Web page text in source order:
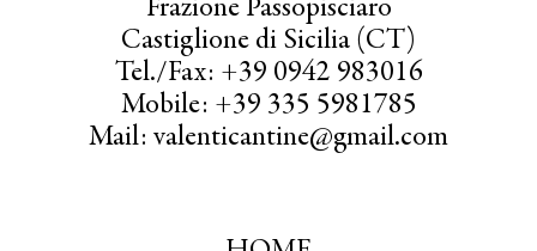
Frazione Passopisciaro
Castiglione di Sicilia (CT)
Tel./Fax: +39 0942 983016
Mobile: +39 335 5981785
Mail: valenticantine@gmail.com